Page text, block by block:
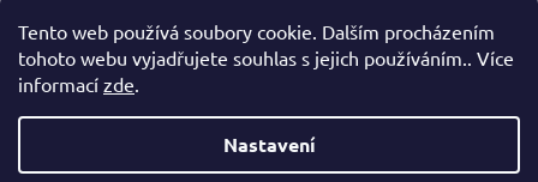
Tento web používá soubory cookie. Dalším procházením
tohoto webu vyjadřujete souhlas s jejich používáním.. Více
informací zde.
Nastavení
í